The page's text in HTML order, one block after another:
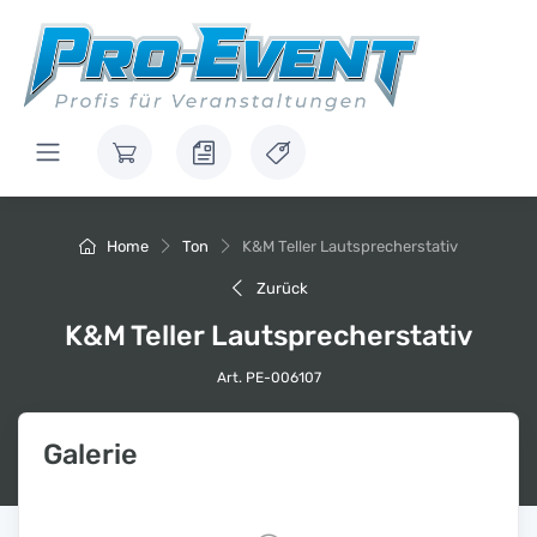
Home Ton K&M Teller Lautsprecherstativ
Zurück
K&M Teller Lautsprecherstativ
Art. PE-006107
Galerie